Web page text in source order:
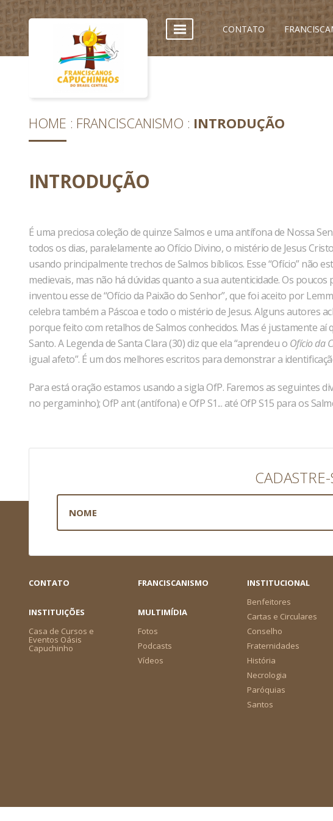
CONTATO
HOME FRANCISCANISMO INTRODUÇÃO
INTRODUÇÃO
É uma preciosa coleção de quinze Salmos e uma antífona de Nossa
todos os dias, paralelamente ao Ofício Divino, o mistério de Jesus
usando principalmente trechos de Salmos bíblicos. Esse “Ofício” não
medievais, mas não há dúvidas quanto a sua autenticidade. Os
inventou esse de “Ofício da Paixão do Senhor”, que foi aceito por
celebra também a Páscoa e todo o mistério de Jesus. Alguns autores
porque feito com retalhos de Salmos conhecidos. Mas é justamente aí
Santo. A Legenda de Santa Clara (30) diz que ela “aprendeu o Ofício da
igual afeto”. É um dos melhores escritos para demonstrar a
Para está oração estamos usando a sigla OfP. Faremos as seguintes
no pergaminho); OfP ant (antífona) e OfP S1... até OfP S15 para os
CONTATO FRANCISCANISMO
INSTITUCIONAL
Benfeitores
Cartas e Circulares
Conselho
Fraternidades
História
Necrologia
Paróquias
Santos
INSTITUIÇÕES
Casa de Cursos e
Eventos Oásis
Capuchinho
MULTIMÍDIA
Fotos
Podcasts
Vídeos